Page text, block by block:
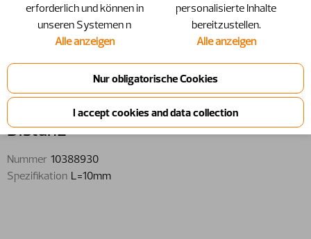
10388930 - Distanz - L=10mm
Distanz
Nummer 10388930
Spezifikation L=10mm
erforderlich und können in
unseren Systemen n
Alle anzeigen
personalisierte Inhalte
bereitzustellen.
Alle anzeigen